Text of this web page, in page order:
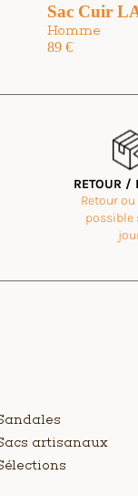
Sac Cuir
Homme
89 €
RETOUR /
Retour
possible
artisanaux